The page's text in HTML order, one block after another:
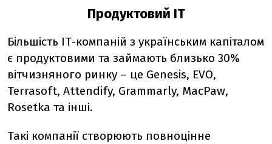
Продуктовий ІТ
Більшість ІТ-компаній з українським капіталом
є продуктовими та займають близько 30%
вітчизняного ринку – це Genesis, EVO,
Terrasoft, Attendify, Grammarly, MacPaw,
Rosetka та інші.
Такі компанії створюють повноцінне